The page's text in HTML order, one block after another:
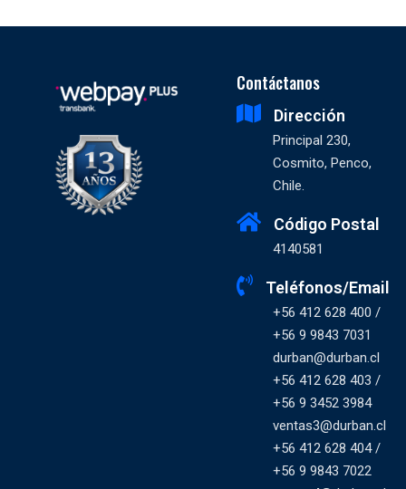
Contáctanos
Dirección
Principal 230,
Cosmito, Penco,
Chile.
Código Postal
4140581
Teléfonos/Email
+56 412 628 400 /
+56 9 9843 7031
durban@durban.cl
+56 412 628 403 /
+56 9 3452 3984
ventas3@durban.cl
+56 412 628 404 /
+56 9 9843 7022